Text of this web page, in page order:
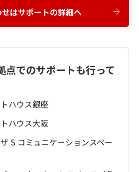
はサポートの詳細へ
点でのサポートも行って
ハウス銀座
ハウス大阪
S コミュニケーションスペー